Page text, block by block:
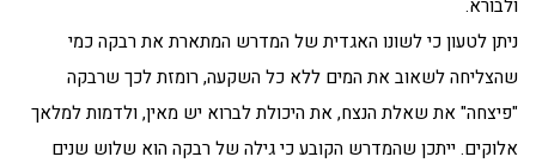
ולבורא.
ניתן לטעון כי לשונו האגדית של המדרש המתארת את רבקה כמי
שהצליחה לשאוב את המים ללא כל השקעה, רומזת לכך שרבקה
"פיצחה" את שאלת הנצח, את היכולת לברוא יש מאין, ולדמות למלאך
אלוקים. ייתכן שהמדרש הקובע כי גילה של רבקה הוא שלוש שנים